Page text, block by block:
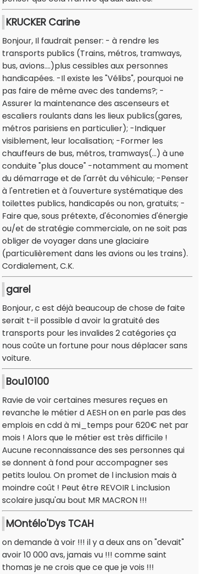
KRUCKER Carine
Bonjour, Il faudrait penser: - à rendre les
transports publics (Trains, métros, tramways,
bus, avions....)plus cessibles aux personnes
handicapées. -Il existe les "Vélibs", pourquoi ne
pas faire de même avec des tandems?; -
Assurer la maintenance des ascenseurs et
escaliers roulants dans les lieux publics(gares,
métros parisiens en particulier); -Indiquer
visiblement, leur localisation; -Former les
chauffeurs de bus, métros, tramways(...) à une
conduite "plus douce" -notamment au moment
du démarrage et de l'arrêt du véhicule; -Penser
à l'entretien et à l'ouverture systématique des
toilettes publics, handicapés ou non, gratuits; -
Faire que, sous prétexte, d'économies d'énergie
ou/et de stratégie commerciale, on ne soit pas
obliger de voyager dans une glaciaire
(particulièrement dans les avions ou les trains).
Cordialement, C.K.
garel
Bonjour, c est déjà beaucoup de chose de faite
serait t-il possible d avoir la gratuité des
transports pour les invalides 2 catégories ça
nous coûte un fortune pour nous déplacer sans
voiture.
Bou10100
Ravie de voir certaines mesures reçues en
revanche le métier d AESH on en parle pas des
emplois en cdd à mi_temps pour 620€ net par
mois ! Alors que le métier est très difficile !
Aucune reconnaissance des ses personnes qui
se donnent à fond pour accompagner ses
petits loulou. On promet de l inclusion mais à
moindre coût ! Peut être REVOIR L inclusion
scolaire jusqu'au bout MR MACRON !!!
MOntélo'Dys TCAH
on demande à voir !!! il y a deux ans on "devait"
avoir 10 000 avs, jamais vu !!! comme saint
thomas je ne crois que ce que je vois !!!